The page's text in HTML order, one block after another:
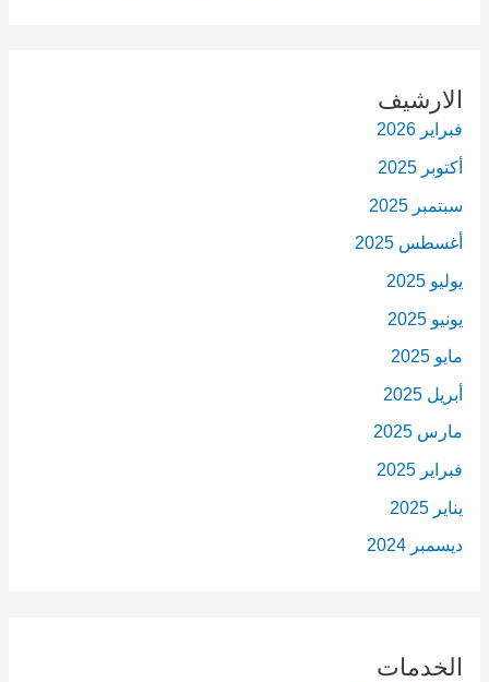
الارشيف
فبراير 2026
أكتوبر 2025
سبتمبر 2025
أغسطس 2025
يوليو 2025
يونيو 2025
مايو 2025
أبريل 2025
مارس 2025
فبراير 2025
يناير 2025
ديسمبر 2024
الخدمات